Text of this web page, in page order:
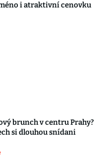
i atraktivní cenovku
brunch v centru Prahy?
si dlouhou snídani